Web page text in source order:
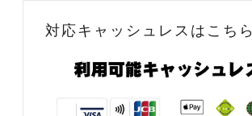
対応キャッシュレスはこちら